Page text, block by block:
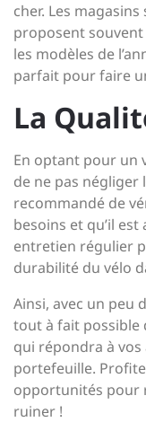
cher. Les
proposent
les modèles de
parfait pour faire
La
En optant pour un
de ne pas négliger
recommandé de
besoins et qu’il
entretien régulier
durabilité du vélo
Ainsi, avec un peu
tout à fait possible
qui répondra à
portefeuille.
opportunités pour
ruiner !